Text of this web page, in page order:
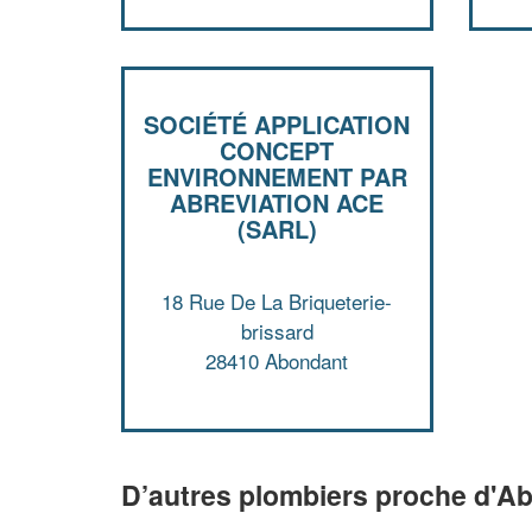
SOCIÉTÉ APPLICATION
CONCEPT
ENVIRONNEMENT PAR
ABREVIATION ACE
(SARL)
18 Rue De La Briqueterie-
brissard
28410 Abondant
D’autres plombiers proche